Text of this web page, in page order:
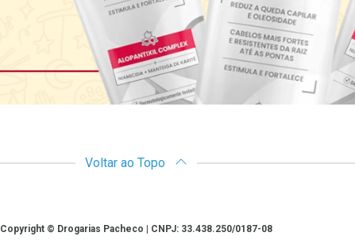
Voltar ao Topo
Copyright © Drogarias Pacheco | CNPJ: 33.438.250/0187-08